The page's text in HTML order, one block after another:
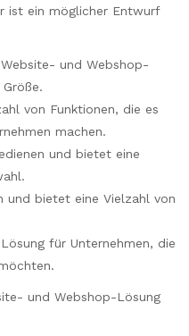
ist ein möglicher Entwurf
und Webshop-
von Funktionen, die es
machen.
und bietet eine
und bietet eine Vielzahl von
für Unternehmen, die
und Webshop-Lösung